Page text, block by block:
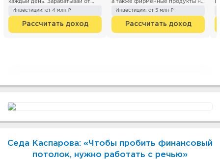
каждый день. Зарабатывай от
300 000 р. с п...
Инвестиции: от 4 млн ₽
Рассчитать доход
а также фирменные продукты на
каж...
Инвестиции: от 5 млн ₽
Рассчитать доход
Седа Каспарова: «Чтобы пробить финансовый
потолок, нужно работать с речью»